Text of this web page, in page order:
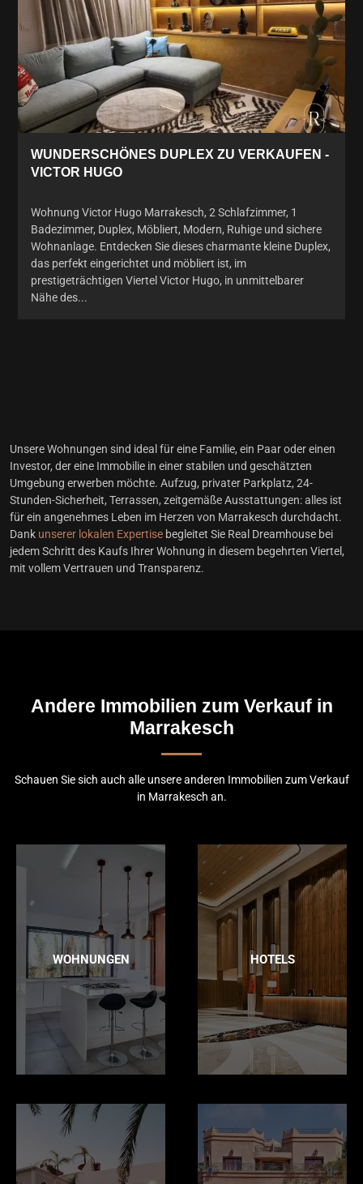
WUNDERSCHÖNES DUPLEX ZU VERKAUFEN -
VICTOR HUGO
Wohnung Victor Hugo Marrakesch, 2 Schlafzimmer, 1
Badezimmer, Duplex, Möbliert, Modern, Ruhige und sichere
Wohnanlage. Entdecken Sie dieses charmante kleine Duplex,
das perfekt eingerichtet und möbliert ist, im
prestigeträchtigen Viertel Victor Hugo, in unmittelbarer
Nähe des...
Unsere Wohnungen sind ideal für eine Familie, ein Paar oder einen
Investor, der eine Immobilie in einer stabilen und geschätzten
Umgebung erwerben möchte. Aufzug, privater Parkplatz, 24-
Stunden-Sicherheit, Terrassen, zeitgemäße Ausstattungen: alles ist
für ein angenehmes Leben im Herzen von Marrakesch durchdacht.
Dank unserer lokalen Expertise begleitet Sie Real Dreamhouse bei
jedem Schritt des Kaufs Ihrer Wohnung in diesem begehrten Viertel,
mit vollem Vertrauen und Transparenz.
Andere Immobilien zum Verkauf in
Marrakesch
Schauen Sie sich auch alle unsere anderen Immobilien zum Verkauf
in Marrakesch an.
WOHNUNGEN HOTELS